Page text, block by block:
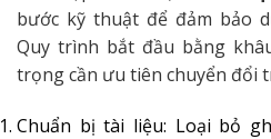
bước kỹ thuật để đảm bảo
Quy trình bắt đầu bằng
trọng cần ưu tiên chuyển đổi
Chuẩn bị tài liệu: Loại bỏ